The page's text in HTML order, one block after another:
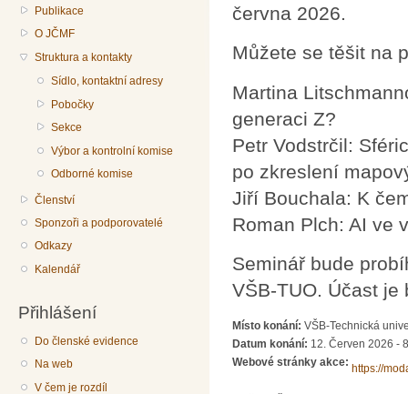
Publikace
O JČMF
Struktura a kontakty
Sídlo, kontaktní adresy
Pobočky
Sekce
Výbor a kontrolní komise
Odborné komise
Členství
Sponzoři a podporovatelé
Odkazy
Kalendář
Přihlášení
Do členské evidence
Na web
V čem je rozdíl
června 2026.
Můžete se těšit na
Martina
generaci Z?
Petr Vodstrčil:
po zkreslení
Jiří Bouchala: K
Roman Plch: AI ve
Seminář bude
VŠB-TUO. Účast
Místo konání: VŠB-Technická
Datum konání: 12. Červen 2026 -
Webové stránky akce:
https://